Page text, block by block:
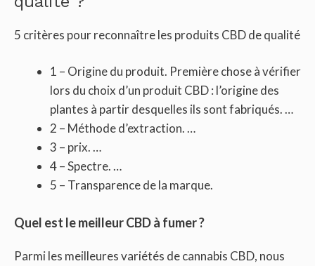
5 critères pour reconnaître les produits CBD de qualité
1 – Origine du produit. Première chose à vérifier
lors du choix d’un produit CBD : l’origine des
plantes à partir desquelles ils sont fabriqués. …
2 – Méthode d’extraction. …
3 – prix. …
4 – Spectre. …
5 – Transparence de la marque.
Quel est le meilleur CBD à fumer ?
Parmi les meilleures variétés de cannabis CBD, nous